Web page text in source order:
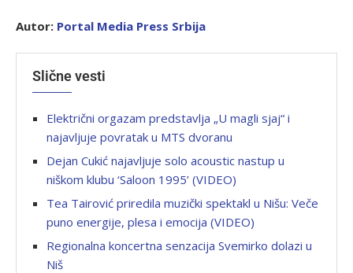
Autor: Portal Media Press Srbija
Slične vesti
Električni orgazam predstavlja „U magli sjaj“ i
najavljuje povratak u MTS dvoranu
Dejan Cukić najavljuje solo acoustic nastup u
niškom klubu ‘Saloon 1995’ (VIDEO)
Tea Tairović priredila muzički spektakl u Nišu: Veče
puno energije, plesa i emocija (VIDEO)
Regionalna koncertna senzacija Svemirko dolazi u
Niš